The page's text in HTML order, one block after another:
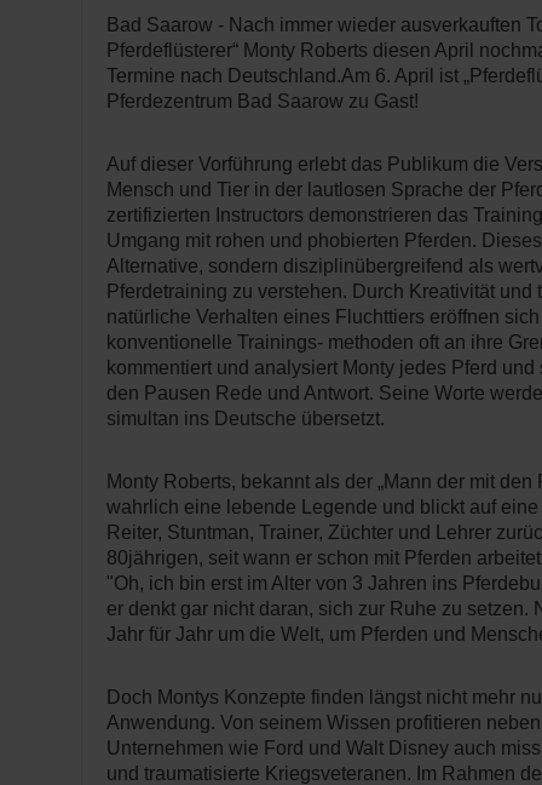
Bad Saarow - Nach immer wieder ausverkauften
Pferdeflüsterer“ Monty Roberts diesen April
Termine nach Deutschland.Am 6. April ist
Pferdezentrum Bad Saarow zu Gast!
Auf dieser Vorführung erlebt das Publikum die
Mensch und Tier in der lautlosen Sprache der
zertifizierten Instructors demonstrieren das
Umgang mit rohen und phobierten Pferden.
Alternative, sondern disziplinübergreifend als
Pferdetraining zu verstehen. Durch Kreativität und
natürliche Verhalten eines Fluchttiers eröffnen
konventionelle Trainings- methoden oft an ihre
kommentiert und analysiert Monty jedes Pferd
den Pausen Rede und Antwort. Seine Worte
simultan ins Deutsche übersetzt.
Monty Roberts, bekannt als der „Mann der mit den
wahrlich eine lebende Legende und blickt auf
Reiter, Stuntman, Trainer, Züchter und Lehrer
80jährigen, seit wann er schon mit Pferden
"Oh, ich bin erst im Alter von 3 Jahren ins
er denkt gar nicht daran, sich zur Ruhe zu setzen.
Jahr für Jahr um die Welt, um Pferden und
Doch Montys Konzepte finden längst nicht mehr
Anwendung. Von seinem Wissen profitieren
Unternehmen wie Ford und Walt Disney auch
und traumatisierte Kriegsveteranen. Im Rahmen